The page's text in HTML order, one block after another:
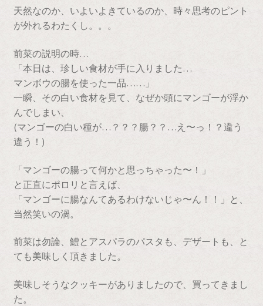
天然なのか、いよいよきているのか、時々思考のピント
が外れるわたくし。。。
前菜の説明の時…
「本日は、珍しい食材が手に入りました…
マンボウの腸を使った一品……」
一瞬、その白い食材を見て、なぜか頭にマンゴーが浮か
んでしまい、
(マンゴーの白い種が…？？？腸？？…え〜っ！？違う
違う！)
「マンゴーの腸って何かと思っちゃった〜！」
と正直にポロリと言えば、
「マンゴーに腸なんてあるわけないじゃ〜ん！！」と、
当然笑いの渦。
前菜は勿論、鱧とアスパラのパスタも、デザートも、と
ても美味しく頂きました。
美味しそうなクッキーがありましたので、買ってきまし
た。